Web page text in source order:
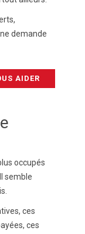
demande
AIDER
occupés
semble
ces
ces